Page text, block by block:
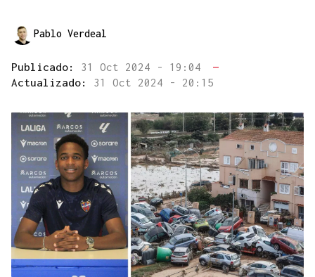
Pablo Verdeal
Publicado: 31 Oct 2024 - 19:04
—
Actualizado: 31 Oct 2024 - 20:15